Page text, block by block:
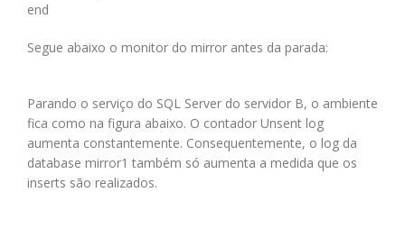
end
Segue abaixo o monitor do mirror antes da parada:
Parando o serviço do SQL Server do servidor B, o ambiente
fica como na figura abaixo. O contador Unsent log
aumenta constantemente. Consequentemente, o log da
database mirror1 também só aumenta a medida que os
inserts são realizados.